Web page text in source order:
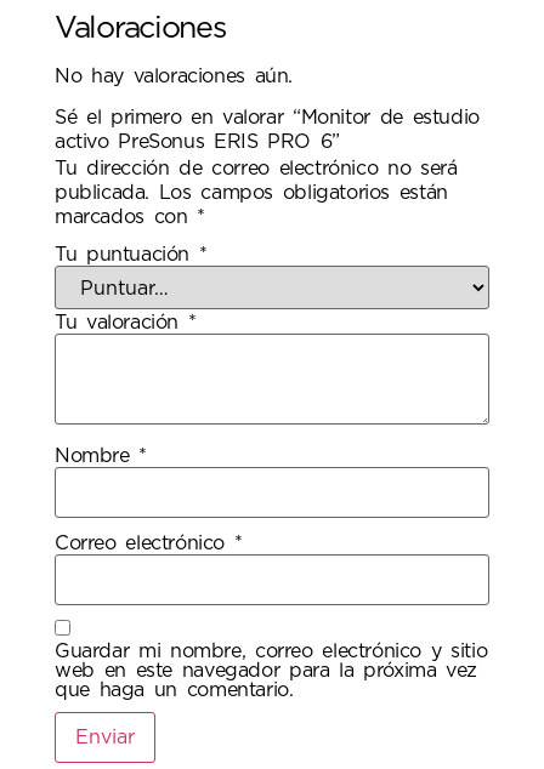
Valoraciones
No hay valoraciones aún.
Sé el primero en valorar “Monitor de estudio
activo PreSonus ERIS PRO 6”
Tu dirección de correo electrónico no será
publicada.
Los campos obligatorios están
marcados con *
Tu puntuación *
Tu valoración *
Nombre *
Correo electrónico *
Guardar mi nombre, correo electrónico y sitio
web en este navegador para la próxima vez
que haga un comentario.